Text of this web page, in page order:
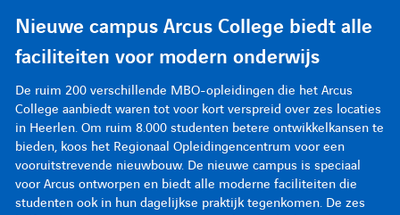
Nieuwe campus Arcus College biedt alle
faciliteiten voor modern onderwijs
De ruim 200 verschillende MBO-opleidingen die het Arcus
College aanbiedt waren tot voor kort verspreid over zes locaties
in Heerlen. Om ruim 8.000 studenten betere ontwikkelkansen te
bieden, koos het Regionaal Opleidingencentrum voor een
vooruitstrevende nieuwbouw. De nieuwe campus is speciaal
voor Arcus ontworpen en biedt alle moderne faciliteiten die
studenten ook in hun dagelijkse praktijk tegenkomen. De zes
Nieuwe campus Arcus College biedt alle
faciliteiten voor modern onderwijs
De ruim 200 verschillende MBO-opleidingen die het Arcus
College aanbiedt waren tot voor kort verspreid over zes locaties
in Heerlen. Om ruim 8.000 studenten betere ontwikkelkansen te
bieden, koos het Regionaal Opleidingencentrum voor een
vooruitstrevende nieuwbouw. De nieuwe campus is speciaal
voor Arcus ontworpen en biedt alle moderne faciliteiten die
studenten ook in hun dagelijkse praktijk tegenkomen. De zes
Nieuwe campus Arcus College biedt alle
faciliteiten voor modern onderwijs
De ruim 200 verschillende MBO-opleidingen die het Arcus
College aanbiedt waren tot voor kort verspreid over zes locaties
in Heerlen. Om ruim 8.000 studenten betere ontwikkelkansen te
bieden, koos het Regionaal Opleidingencentrum voor een
vooruitstrevende nieuwbouw. De nieuwe campus is speciaal
voor Arcus ontworpen en biedt alle moderne faciliteiten die
studenten ook in hun dagelijkse praktijk tegenkomen. De zes